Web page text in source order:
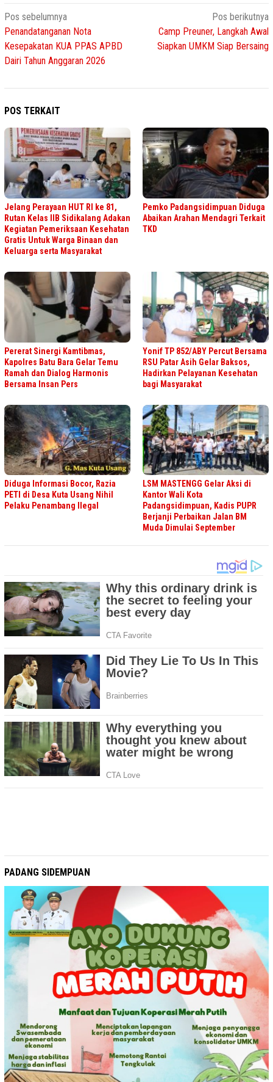
Navigasi
pos
Pos sebelumnya
Penandatanganan Nota
Kesepakatan KUA PPAS APBD
Dairi Tahun Anggaran 2026
Pos berikutnya
Camp Preuner, Langkah Awal
Siapkan UMKM Siap Bersaing
POS TERKAIT
Jelang Perayaan HUT RI ke 81,
Rutan Kelas IIB Sidikalang Adakan
Kegiatan Pemeriksaan Kesehatan
Gratis Untuk Warga Binaan dan
Keluarga serta Masyarakat
Pemko Padangsidimpuan Diduga
Abaikan Arahan Mendagri Terkait
TKD
Pererat Sinergi Kamtibmas,
Kapolres Batu Bara Gelar Temu
Ramah dan Dialog Harmonis
Bersama Insan Pers
Yonif TP 852/ABY Percut Bersama
RSU Patar Asih Gelar Baksos,
Hadirkan Pelayanan Kesehatan
bagi Masyarakat
Diduga Informasi Bocor, Razia
PETI di Desa Kuta Usang Nihil
Pelaku Penambang Ilegal
LSM MASTENGG Gelar Aksi di
Kantor Wali Kota
Padangsidimpuan, Kadis PUPR
Berjanji Perbaikan Jalan BM
Muda Dimulai September
PADANG SIDEMPUAN